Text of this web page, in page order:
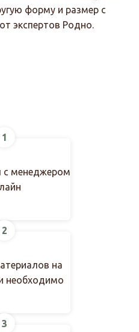
форму и размер с
экспертов Родно.
1
с менеджером
2
на
необходимо
3